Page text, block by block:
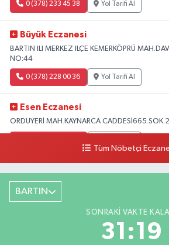
0 (378) 233 45 38 Yol Tarifi Al
Büyük Eczanesi
BARTIN ILI MERKEZ ILÇE KEMERKÖPRÜ
NO:44
0 (378) 228 00 36 Yol Tarifi Al
Esen Eczanesi
ORDUYERİ MAH.KAYNARCA
Şiremirçavuş Mahallesi, Kırıkçı Zeliha Ana
0 (378) 227 85 45
Tüm Nöbetçi
BARTIN
SONRAKI VAKTE
31:18